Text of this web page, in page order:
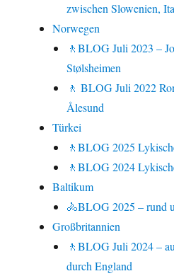
zwischen Slowenien,
Norwegen
🚶BLOG Juli 2023 –
Stølsheimen
🚶 BLOG Juli 2022
Ålesund
Türkei
🚶BLOG 2025
🚶BLOG 2024
Baltikum
🚴BLOG 2025 – rund
Großbritannien
🚶BLOG Juli 2024 –
durch England